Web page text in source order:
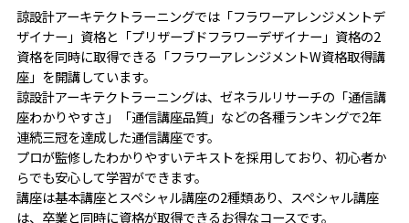
諒設計アーキテクトラーニングでは「フラワーアレンジメントデ
ザイナー」資格と「プリザーブドフラワーデザイナー」資格の2
資格を同時に取得できる「フラワーアレンジメントW資格取得講
座」を開講しています。
諒設計アーキテクトラーニングは、ゼネラルリサーチの「通信講
座わかりやすさ」「通信講座品質」などの各種ランキングで2年
連続三冠を達成した通信講座です。
プロが監修したわかりやすいテキストを採用しており、初心者か
らでも安心して学習ができます。
講座は基本講座とスペシャル講座の2種類あり、スペシャル講座
は、卒業と同時に資格が取得できるお得なコースです。